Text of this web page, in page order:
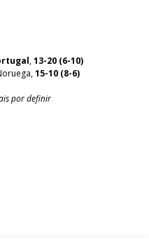
,13-20 (6-10)
15-10 (8-6)
por definir